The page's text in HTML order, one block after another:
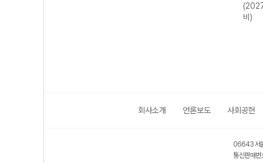
비)
회사소개 언론보도 사회공헌
06643 서
통신판매